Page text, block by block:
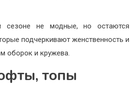
сезоне не модные, но остаются
подчеркивают женственность и
оборок и кружева.
топы